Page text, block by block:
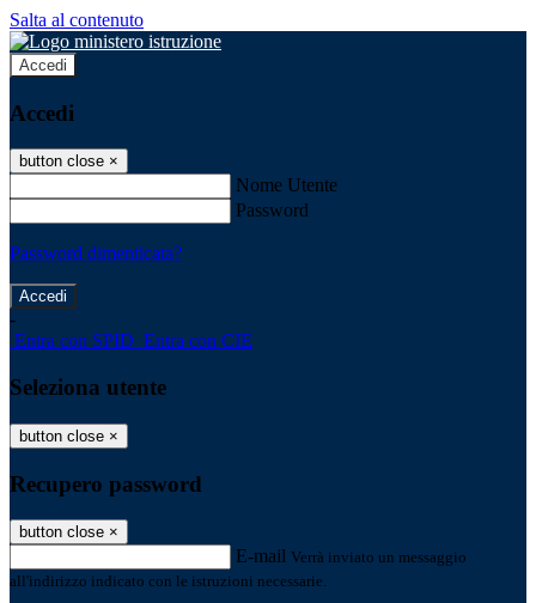
Salta al contenuto
Accedi
Accedi
button close ×
Nome Utente
Password
Password dimenticata?
-
Entra con SPID Entra con CIE
Seleziona utente
button close ×
Recupero password
button close ×
E-mail Verrà inviato un messaggio
all'indirizzo indicato con le istruzioni necessarie.